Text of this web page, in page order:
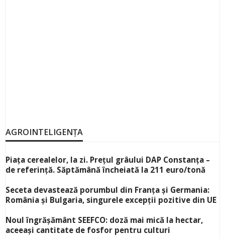
AGROINTELIGENȚA
Piața cerealelor, la zi. Prețul grâului DAP Constanța –
de referință. Săptămână încheiată la 211 euro/tonă
Seceta devastează porumbul din Franța și Germania:
România și Bulgaria, singurele excepții pozitive din UE
Noul îngrășământ SEEFCO: doză mai mică la hectar,
aceeași cantitate de fosfor pentru culturi